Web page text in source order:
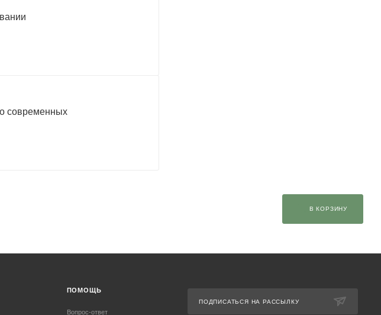
современных
В КОРЗИНУ
ПОМОЩЬ
Вопрос-ответ
ПОДПИСАТЬСЯ НА РАССЫЛКУ